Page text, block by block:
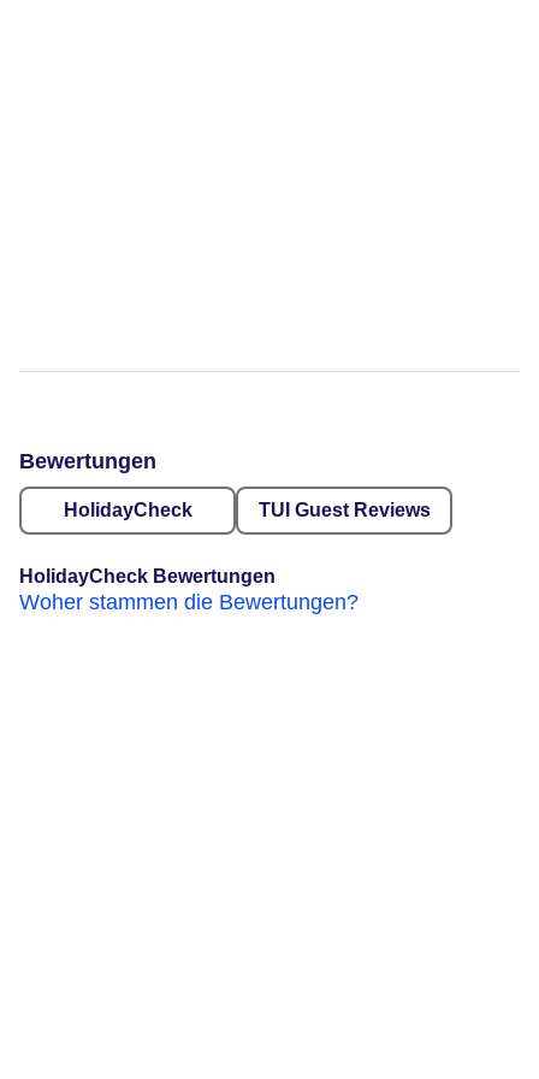
Bewertungen
HolidayCheck TUI Guest Reviews
HolidayCheck Bewertungen
Woher stammen die Bewertungen?